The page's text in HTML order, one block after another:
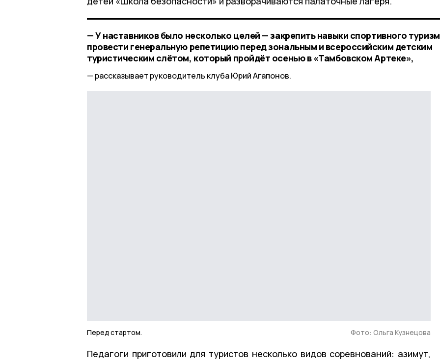
— У наставников было несколько целей — закрепить навыки спортивного
провести генеральную репетицию перед зональным и всероссийским детским
туристическим слётом, который пройдёт осенью в «Тамбовском Артеке»,
рассказывает руководитель клуба Юрий Агапонов.
Перед стартом. Фото: Ольга Кузнецова
Педагоги приготовили для туристов несколько видов соревнований: азимут,